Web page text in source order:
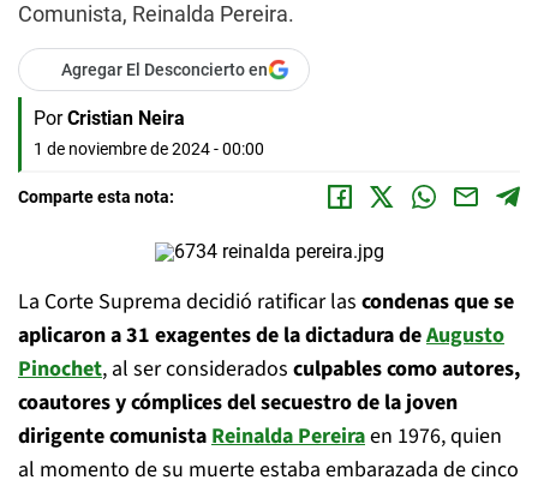
Comunista, Reinalda Pereira.
Agregar El Desconcierto en
Por Cristian Neira
1 de noviembre de 2024 - 00:00
Comparte esta nota:
La Corte Suprema decidió ratificar las condenas que se
aplicaron a 31 exagentes de la dictadura deAugusto
Pinochet, al ser considerados culpables como autores,
coautores y cómplices del secuestro de la joven
dirigente comunistaReinalda Pereiraen 1976, quien
al momento de su muerte estaba embarazada de cinco